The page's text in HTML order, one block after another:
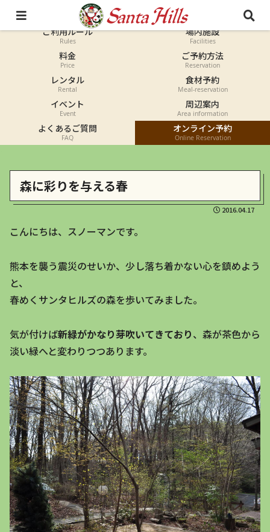
オートキャンプ
Auto-camp
ご利用ルール
Rules
場内施設
Facilities
料金
Price
ご予約方法
Reservation
レンタル
Rental
食材予約
Meal-reservation
イベント
Event
周辺案内
Area information
よくあるご質問
FAQ
オンライン予約
Online Reservation
森に彩りを与える春
2016.04.17
こんにちは、スノーマンです。
熊本を襲う震災のせいか、少し落ち着かない心を鎮めよう
と、
春めくサンタヒルズの森を歩いてみました。
気が付けば新緑がかなり芽吹いてきており、森が茶色から
淡い緑へと変わりつつあります。